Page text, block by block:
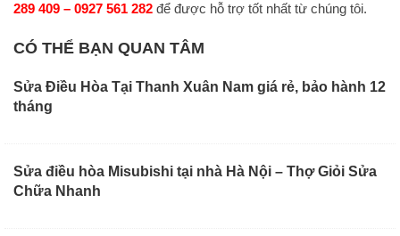
289 409 – 0927 561 282 để được hỗ trợ tốt nhất từ chúng tôi.
CÓ THỂ BẠN QUAN TÂM
Sửa Điều Hòa Tại Thanh Xuân Nam giá rẻ, bảo hành 12
tháng
Sửa điều hòa Misubishi tại nhà Hà Nội – Thợ Giỏi Sửa
Chữa Nhanh